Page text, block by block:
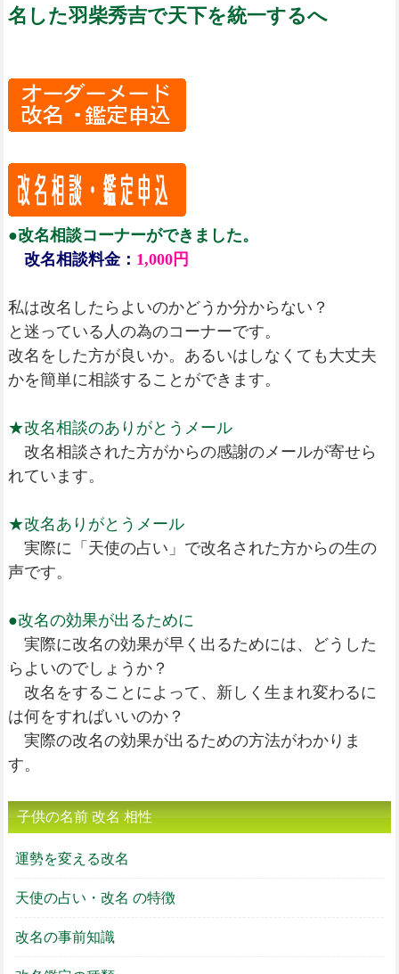
名した羽柴秀吉で天下を統一するへ
●改名相談コーナーができました。
改名相談料金： 1,000円
私は改名したらよいのかどうか分からない？
と迷っている人の為のコーナーです。
改名をした方が良いか。あるいはしなくても大丈夫
かを簡単に相談することができます。
★改名相談のありがとうメール
改名相談された方がからの感謝のメールが寄せら
れています。
★改名ありがとうメール
実際に「天使の占い」で改名された方からの生の
声です。
●改名の効果が出るために
実際に改名の効果が早く出るためには、どうした
らよいのでしょうか？
改名をすることによって、新しく生まれ変わるに
は何をすればいいのか？
実際の改名の効果が出るための方法がわかりま
す。
子供の名前 改名 相性
運勢を変える改名
天使の占い・改名 の特徴
改名の事前知識